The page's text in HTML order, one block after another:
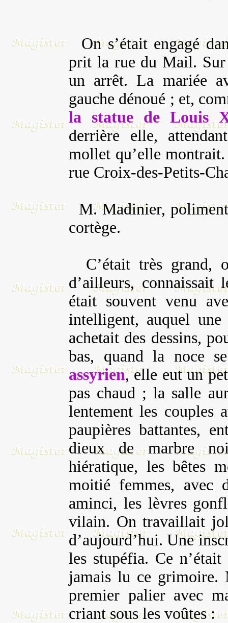
On s’était engagé
prit la rue du Mail.
un arrêt. La mariée
gauche dénoué ; et,
la statue de Louis
derrière elle,
mollet qu’elle
rue Croix-des-Petits-
M. Madinier,
cortège.
C’était très grand,
d’ailleurs, connaissait
était souvent venu
intelligent, auquel une
achetait des dessins,
bas, quand la noce
assyrien, elle eut un
pas chaud ; la salle
lentement les couples
paupières battantes,
dieux de marbre
hiératique, les bêtes
moitié femmes, avec
aminci, les lèvres
vilain. On travaillait
d’aujourd’hui. Une
les stupéfia. Ce n’était
jamais lu ce grimoire.
premier palier avec
criant sous les voûtes :